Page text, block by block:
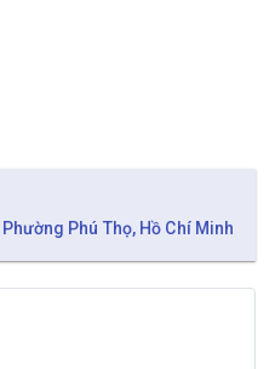
Phú Thọ, Hồ Chí Minh